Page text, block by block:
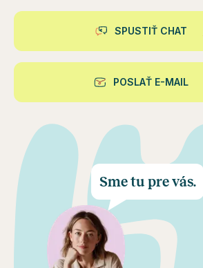
SPUSTIŤ CHAT
POSLAŤ E-MAIL
Sme tu pre vás.